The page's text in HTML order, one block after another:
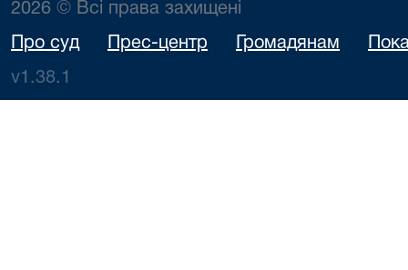
2026 © Всі права захищені
Про суд Прес-центр Громадянам
v1.38.1